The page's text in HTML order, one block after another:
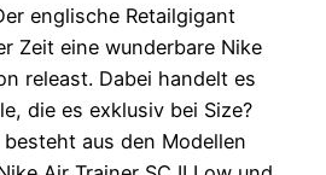
englische Retailgigant
Zeit eine wunderbare Nike
releast. Dabei handelt es
die es exklusiv bei Size?
aus den Modellen